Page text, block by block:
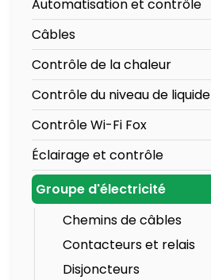
Automatisation et contrôle
Câbles
Contrôle de la chaleur
Contrôle du niveau de liquide
Contrôle Wi-Fi Fox
Éclairage et contrôle
Groupe d'électricité
Chemins de câbles
Contacteurs et relais
Disjoncteurs